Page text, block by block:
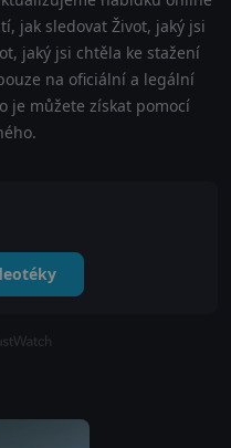
jak sledovat Život, jaký jsi
jaký jsi chtěla ke stažení
na oficiální a legální
je můžete získat pomocí